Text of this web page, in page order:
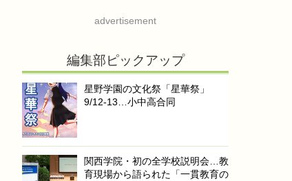
advertisement
編集部ピックアップ
星野学園の文化祭「星華祭」
9/12-13…小中高合同
関西学院・初の全学校説明会…教
育現場から語られた「一貫教育の